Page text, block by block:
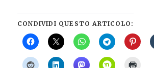
CONDIVIDI QUESTO ARTICOLO: